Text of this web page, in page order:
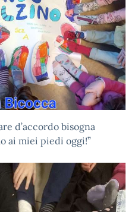
d’accordo bisogna
ai miei piedi oggi!”